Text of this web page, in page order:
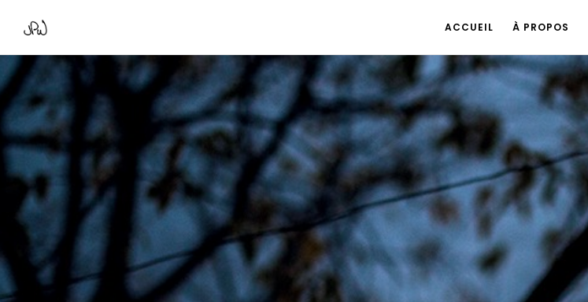
ACCUEIL À PROPOS